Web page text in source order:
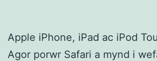
Apple iPhone, iPad ac iPod
Agor porwr Safari a mynd i